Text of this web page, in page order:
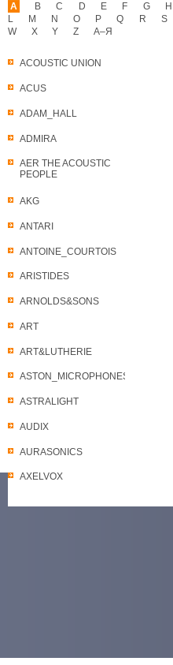
A
ACOUSTIC UNION
ACUS
ADAM_HALL
ADMIRA
AER THE ACOUSTIC
PEOPLE
AKG
ANTARI
ANTOINE_COURTOIS
ARISTIDES
ARNOLDS&SONS
ART
ART&LUTHERIE
ASTON_MICROPHONES
ASTRALIGHT
AUDIX
AURASONICS
AXELVOX
B C D E F G H
L
M N O P Q R S
W
X Y Z А–Я